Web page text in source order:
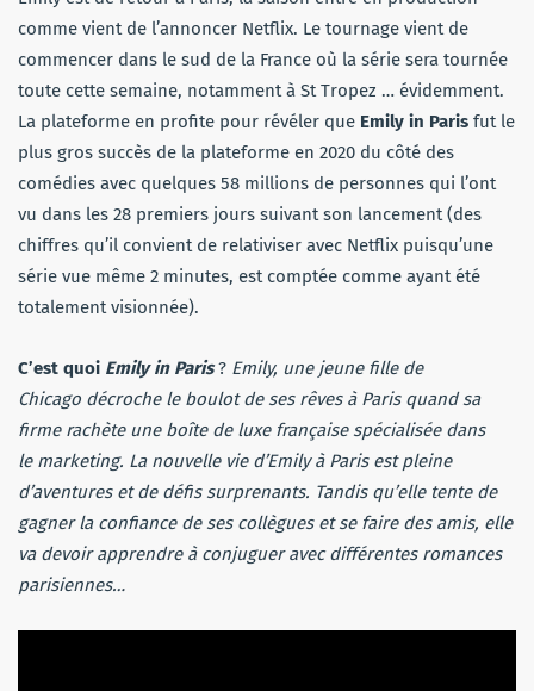
comme vient de l’annoncer Netflix. Le tournage vient de
commencer dans le sud de la France où la série sera tournée
toute cette semaine, notamment à St Tropez … évidemment.
La plateforme en profite pour révéler que Emily in Paris fut le
plus gros succès de la plateforme en 2020 du côté des
comédies avec quelques 58 millions de personnes qui l’ont
vu dans les 28 premiers jours suivant son lancement (des
chiffres qu’il convient de relativiser avec Netflix puisqu’une
série vue même 2 minutes, est comptée comme ayant été
totalement visionnée).
C’est quoi Emily in Paris ? Emily, une jeune fille de
Chicago décroche le boulot de ses rêves à Paris quand sa
firme rachète une boîte de luxe française spécialisée dans
le marketing. La nouvelle vie d’Emily à Paris est pleine
d’aventures et de défis surprenants. Tandis qu’elle tente de
gagner la confiance de ses collègues et se faire des amis, elle
va devoir apprendre à conjuguer avec différentes romances
parisiennes…